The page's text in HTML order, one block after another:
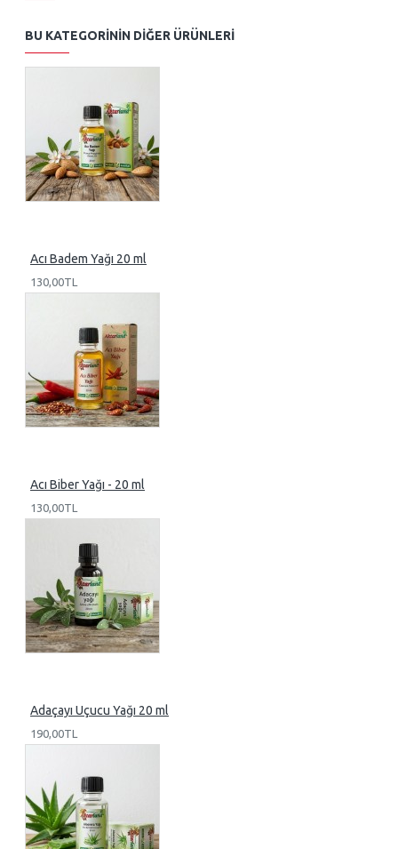
BU KATEGORININ DIĞER ÜRÜNLERI
Acı Badem Yağı 20 ml
130,00TL
Acı Biber Yağı - 20 ml
130,00TL
Adaçayı Uçucu Yağı 20 ml
190,00TL